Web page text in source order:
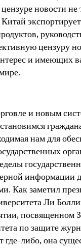
новости не
цензуру
и имеющих
и новым
нам для
информации
Как заметил
Ли
посвященном
по защите
где-либо, она